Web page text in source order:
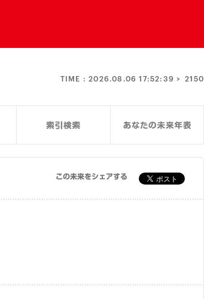
TIME :2026.08.06 17:52:40 > 2150
この未来をシェアする